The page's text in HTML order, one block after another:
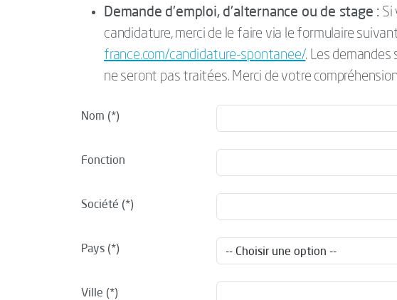
Demande d'emploi, d'alternance ou de stage : Si
candidature, merci de le faire via le formulaire
france.com/candidature-spontanee/. Les
ne seront pas traitées. Merci de votre
Nom
Fonction
Société
Pays
Ville